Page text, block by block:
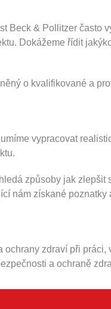
Beck & Pollitzer
Dokážeme řídit
o kvalifikované a
vypracovat
způsoby jak
nám získané
zdraví při
a ochraně